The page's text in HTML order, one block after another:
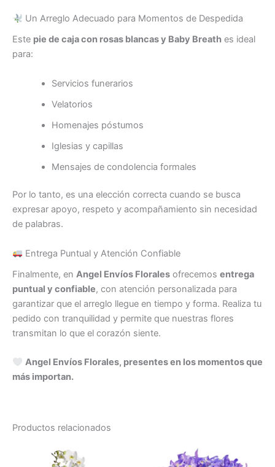
Un Arreglo Adecuado para Momentos de Despedida
Este pie de caja con rosas blancas y Baby Breath es ideal
para:
Servicios funerarios
Velatorios
Homenajes póstumos
Iglesias y capillas
Mensajes de condolencia formales
Por lo tanto, es una elección correcta cuando se busca
expresar apoyo, respeto y acompañamiento sin necesidad
de palabras.
Entrega Puntual y Atención Confiable
Finalmente, en Angel Envíos Florales ofrecemos entrega
puntual y confiable, con atención personalizada para
garantizar que el arreglo llegue en tiempo y forma. Realiza tu
pedido con tranquilidad y permite que nuestras flores
transmitan lo que el corazón siente.
Angel Envíos Florales, presentes en los momentos que
más importan.
Productos relacionados